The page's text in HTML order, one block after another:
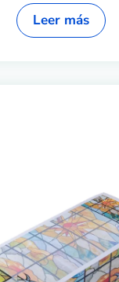
Leer más